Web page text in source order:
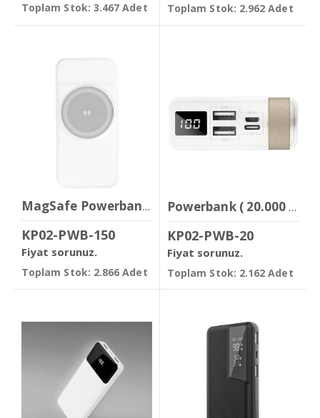
Toplam Stok: 3.467 Adet Toplam Stok: 2.962 Adet
MagSafe Powerbank ( 10.000 mAh )
KP02-PWB-150
Fiyat sorunuz.
Toplam Stok: 2.866 Adet
Powerbank ( 20.000 mAh )
KP02-PWB-20
Fiyat sorunuz.
Toplam Stok: 2.162 Adet